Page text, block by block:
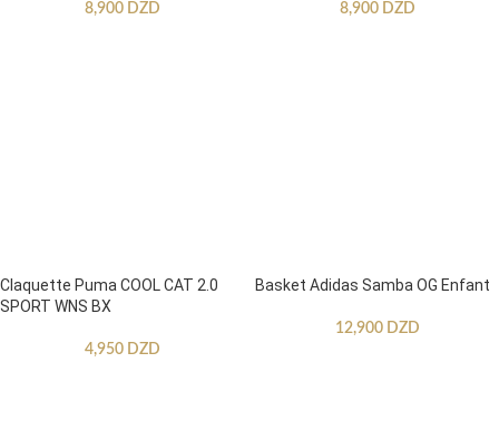
8,900 DZD 8,900 DZD
Claquette Puma COOL CAT 2.0
SPORT WNS BX
4,950 DZD
Basket Adidas Samba OG Enfant
12,900 DZD